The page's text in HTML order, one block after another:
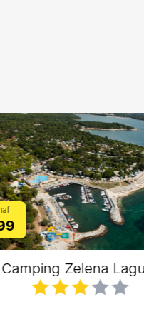
Zelena Laguna